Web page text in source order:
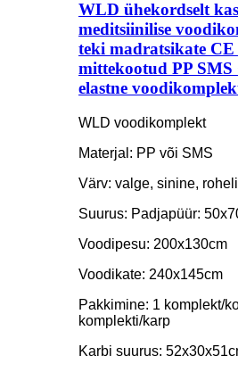
WLD ühekordselt
meditsiinilise
teki madratsikate CE
mittekootud PP
elastne
WLD voodikomplekt
Materjal: PP või SMS
Värv: valge, sinine,
Suurus: Padjapüür:
Voodipesu: 200x130cm
Voodikate: 240x145cm
Pakkimine: 1 komplekt/
komplekti/karp
Karbi suurus: